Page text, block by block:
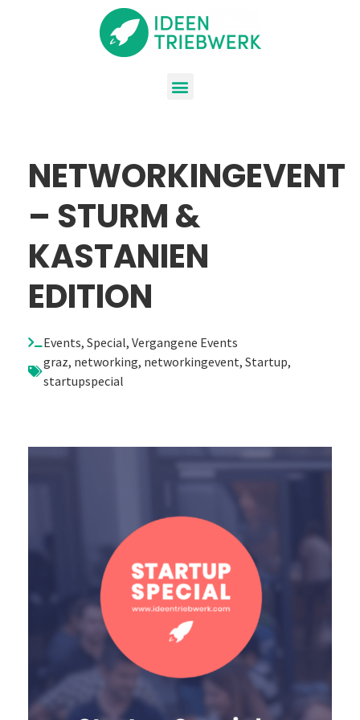
NETWORKINGEVENT
– STURM &
KASTANIEN
EDITION
Events, Special, Vergangene Events
graz, networking, networkingevent, Startup,
startupspecial